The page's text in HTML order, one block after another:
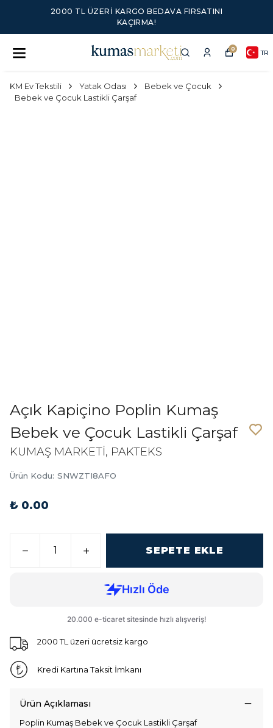
2000 TL ÜZERI KARGO BEDAVA FIRSATINI
KAÇIRMA!
0 TR
KM Ev Tekstili Yatak Odası
Bebek ve Çocuk
Bebek ve Çocuk Lastikli Çarşaf
Açık Kapiçino Poplin Kumaş
Bebek ve Çocuk Lastikli Çarşaf
KUMAŞ MARKETİ, PAKTEKS
Ürün Kodu: SNWZTI8AFO
₺ 0.00
SEPETE EKLE
2000 TL üzeri ücretsiz kargo
Kredi Kartına Taksit İmkanı
Ürün Açıklaması
Poplin Kumaş Bebek ve Çocuk Lastikli Çarşaf